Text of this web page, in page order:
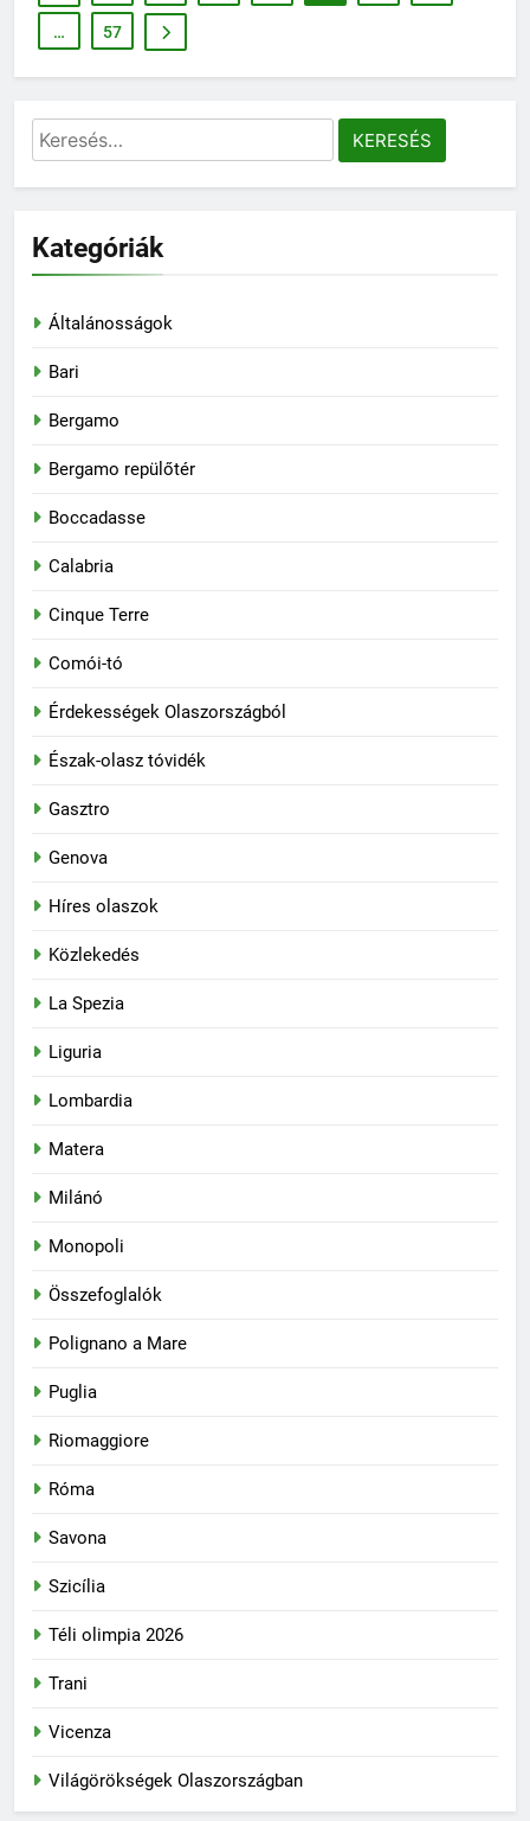
… 57
Keresés:
Kategóriák
Általánosságok
Bari
Bergamo
Bergamo repülőtér
Boccadasse
Calabria
Cinque Terre
Comói-tó
Érdekességek Olaszországból
Észak-olasz tóvidék
Gasztro
Genova
Híres olaszok
Közlekedés
La Spezia
Liguria
Lombardia
Matera
Milánó
Monopoli
Összefoglalók
Polignano a Mare
Puglia
Riomaggiore
Róma
Savona
Szicília
Téli olimpia 2026
Trani
Vicenza
Világörökségek Olaszországban